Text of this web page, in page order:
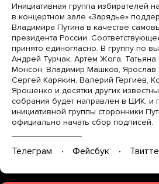
Инициативная группа избирателей
в концертном зале «Зарядье»
Владимира Путина в качестве
президента России.
принято единогласно. В группу по
Андрей Турчак, Артем Жога,
Монсон, Владимир Машков,
Сергей Карякин, Валерий Гергиев,
Ярошенко и десятки других
собрания будет направлен в ЦИК, и
инициативной группы сторонники
официально начать сбор подписей.
Телеграм Фейсбук